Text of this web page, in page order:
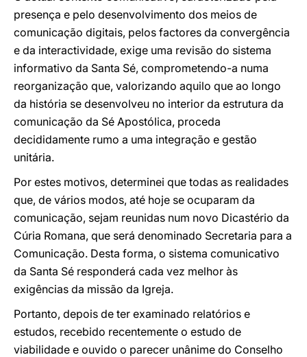
presença e pelo desenvolvimento dos meios de
comunicação digitais, pelos factores da convergência
e da interactividade, exige uma revisão do sistema
informativo da Santa Sé, comprometendo-a numa
reorganização que, valorizando aquilo que ao longo
da história se desenvolveu no interior da estrutura da
comunicação da Sé Apostólica, proceda
decididamente rumo a uma integração e gestão
unitária.
Por estes motivos, determinei que todas as realidades
que, de vários modos, até hoje se ocuparam da
comunicação, sejam reunidas num novo Dicastério da
Cúria Romana, que será denominado Secretaria para a
Comunicação. Desta forma, o sistema comunicativo
da Santa Sé responderá cada vez melhor às
exigências da missão da Igreja.
Portanto, depois de ter examinado relatórios e
estudos, recebido recentemente o estudo de
viabilidade e ouvido o parecer unânime do Conselho